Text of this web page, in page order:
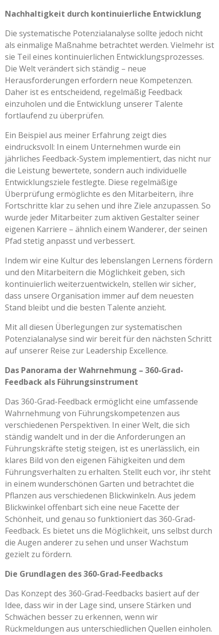
Nachhaltigkeit durch kontinuierliche Entwicklung
Die systematische Potenzialanalyse sollte jedoch nicht
als einmalige Maßnahme betrachtet werden. Vielmehr ist
sie Teil eines kontinuierlichen Entwicklungsprozesses.
Die Welt verändert sich ständig – neue
Herausforderungen erfordern neue Kompetenzen.
Daher ist es entscheidend, regelmäßig Feedback
einzuholen und die Entwicklung unserer Talente
fortlaufend zu überprüfen.
Ein Beispiel aus meiner Erfahrung zeigt dies
eindrucksvoll: In einem Unternehmen wurde ein
jährliches Feedback-System implementiert, das nicht nur
die Leistung bewertete, sondern auch individuelle
Entwicklungsziele festlegte. Diese regelmäßige
Überprüfung ermöglichte es den Mitarbeitern, ihre
Fortschritte klar zu sehen und ihre Ziele anzupassen. So
wurde jeder Mitarbeiter zum aktiven Gestalter seiner
eigenen Karriere – ähnlich einem Wanderer, der seinen
Pfad stetig anpasst und verbessert.
Indem wir eine Kultur des lebenslangen Lernens fördern
und den Mitarbeitern die Möglichkeit geben, sich
kontinuierlich weiterzuentwickeln, stellen wir sicher,
dass unsere Organisation immer auf dem neuesten
Stand bleibt und die besten Talente anzieht.
Mit all diesen Überlegungen zur systematischen
Potenzialanalyse sind wir bereit für den nächsten Schritt
auf unserer Reise zur Leadership Excellence.
Das Panorama der Wahrnehmung – 360-Grad-
Feedback als Führungsinstrument
Das 360-Grad-Feedback ermöglicht eine umfassende
Wahrnehmung von Führungskompetenzen aus
verschiedenen Perspektiven. In einer Welt, die sich
ständig wandelt und in der die Anforderungen an
Führungskräfte stetig steigen, ist es unerlässlich, ein
klares Bild von den eigenen Fähigkeiten und dem
Führungsverhalten zu erhalten. Stellt euch vor, ihr steht
in einem wunderschönen Garten und betrachtet die
Pflanzen aus verschiedenen Blickwinkeln. Aus jedem
Blickwinkel offenbart sich eine neue Facette der
Schönheit, und genau so funktioniert das 360-Grad-
Feedback. Es bietet uns die Möglichkeit, uns selbst durch
die Augen anderer zu sehen und unser Wachstum
gezielt zu fördern.
Die Grundlagen des 360-Grad-Feedbacks
Das Konzept des 360-Grad-Feedbacks basiert auf der
Idee, dass wir in der Lage sind, unsere Stärken und
Schwächen besser zu erkennen, wenn wir
Rückmeldungen aus unterschiedlichen Quellen einholen.